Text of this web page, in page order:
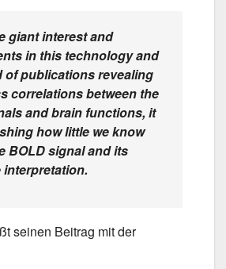
giant interest and
in this technology and
of publications revealing
correlations between the
and brain functions, it
how little we know
BOLD signal and its
interpretation.
seinen Beitrag mit der